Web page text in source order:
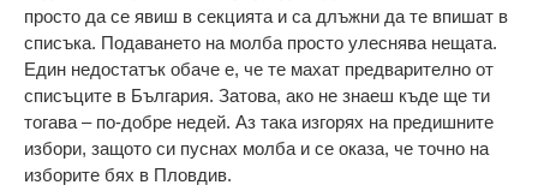
просто да се явиш в секцията и са длъжни да те впишат в
списъка. Подаването на молба просто улеснява нещата.
Един недостатък обаче е, че те махат предварително от
списъците в България. Затова, ако не знаеш къде ще ти
тогава – по-добре недей. Аз така изгорях на предишните
избори, защото си пуснах молба и се оказа, че точно на
изборите бях в Пловдив.